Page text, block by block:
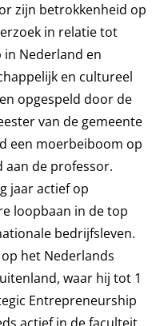
zijn betrokkenheid op
in relatie tot
Nederland en
en cultureel
opgespeld door de
van de gemeente
een moerbeiboom op
aan de professor.
jaar actief op
loopbaan in de top
bedrijfsleven.
het Nederlands
waar hij tot 1
Entrepreneurship